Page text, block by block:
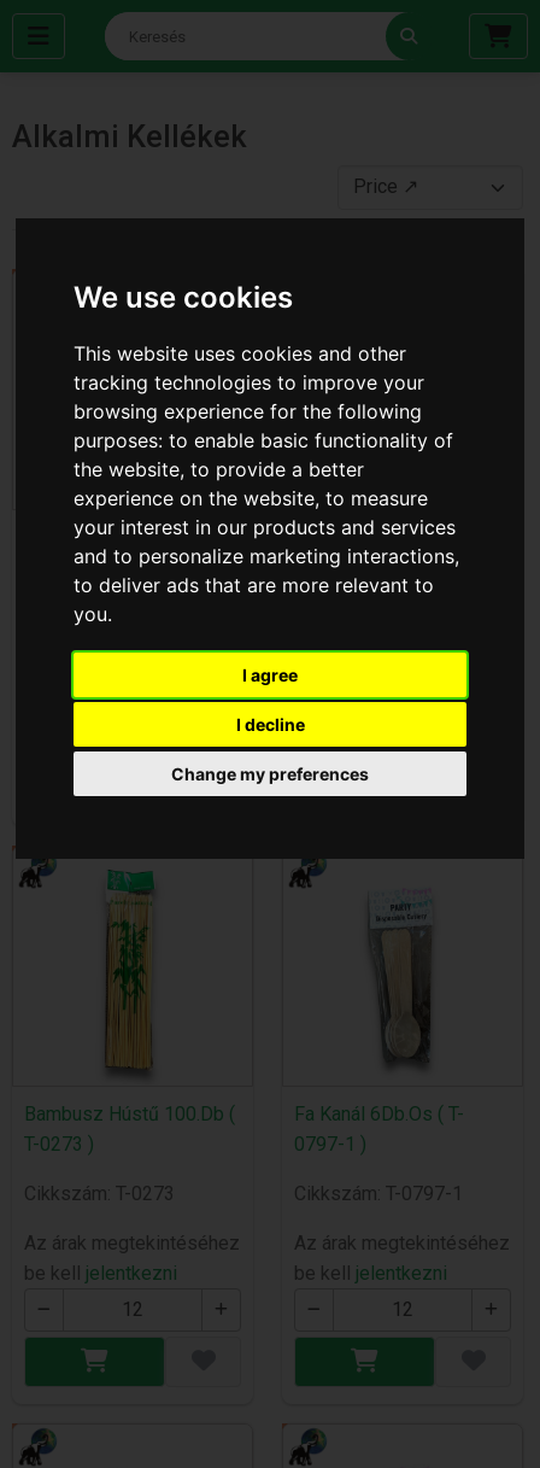
We use cookies
This website uses cookies and other
tracking technologies to improve your
browsing experience for the following
purposes:to enable basic functionality of
the website,to provide a better
experience on the website,to measure
your interest in our products and services
and to personalize marketing interactions,
to deliver ads that are more relevant to
you.
I agree
I decline
Change my preferences
Alkalmi Kellékek
Ajándék Táska Közép ( T-
0990 )
Cikkszám: T-0990
be kelljelentkezni
Ajándéktáska Kicsi ( T-
0989 )
Az árak megtekintéséhez
be kelljelentkezni
Bambusz Hústű 100.Db (
T-0273 )
Cikkszám: T-0273
Az árak megtekintéséhez
be kell jelentkezni
Fa Kanál 6Db.Os ( T-
0797-1 )
Cikkszám: T-0797-1
Az árak megtekintéséhez
be kell jelentkezni